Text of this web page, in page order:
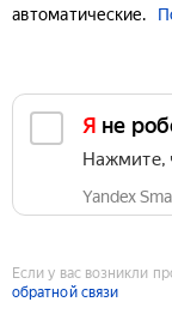
автоматические.
Я не
Нажмите,
Yandex
Если у вас возникли
обратной связи